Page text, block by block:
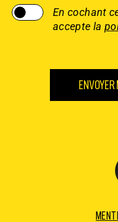
En cochant
accepte la